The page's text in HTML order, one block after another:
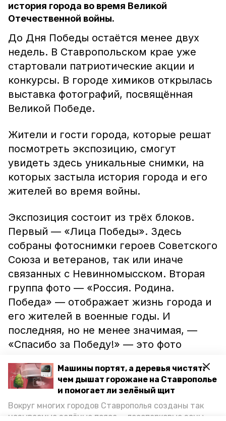
Машины портят, а деревья чистят:
чем дышат горожане на Ставрополье
и помогает ли зелёный щит
Вокруг многих городов Ставрополья созданы так
называемые зелёные пояса — лесопарковые зоны,
история города во время Великой
Отечественной войны.
До Дня Победы остаётся менее двух
недель. В Ставропольском крае уже
стартовали патриотические акции и
конкурсы. В городе химиков открылась
выставка фотографий, посвящённая
Великой Победе.
Жители и гости города, которые решат
посмотреть экспозицию, смогут
увидеть здесь уникальные снимки, на
которых застыла история города и его
жителей во время войны.
Экспозиция состоит из трёх блоков.
Первый — «Лица Победы». Здесь
собраны фотоснимки героев Советского
Союза и ветеранов, так или иначе
связанных с Невинномысском. Вторая
группа фото — «Россия. Родина.
Победа» — отображает жизнь города и
его жителей в военные годы. И
последняя, но не менее значимая, —
«Спасибо за Победу!» — это фото
Кстати, в Невинномысске также
Например, все желающие могут